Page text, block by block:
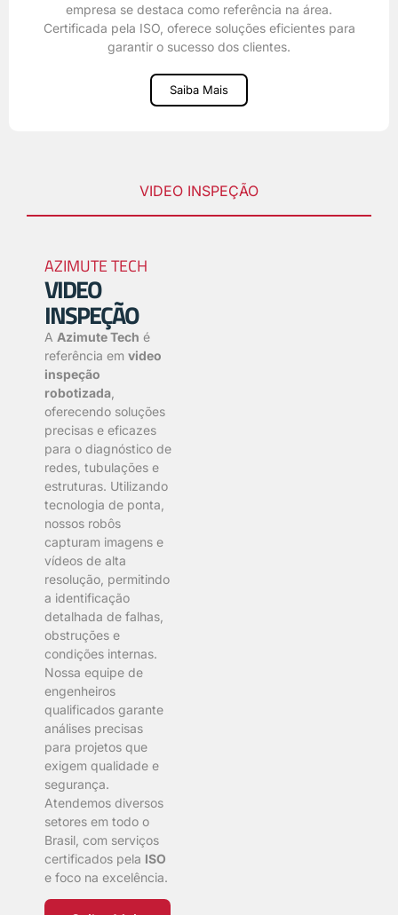
empresa se destaca como referência na área.
Certificada pela ISO, oferece soluções eficientes para
garantir o sucesso dos clientes.
Saiba Mais
VIDEO INSPEÇÃO
AZIMUTE TECH
VIDEO
INSPEÇÃO
A Azimute Tech é
referência em video
inspeção
robotizada
oferecendo soluções
precisas e eficazes
para o diagnóstico de
redes, tubulações e
estruturas. Utilizando
tecnologia de ponta,
nossos robôs
capturam imagens e
vídeos de alta
resolução, permitindo
a identificação
detalhada de falhas,
obstruções e
condições internas.
Nossa equipe de
engenheiros
qualificados garante
análises precisas
para projetos que
exigem qualidade e
segurança.
Atendemos diversos
setores em todo o
Brasil, com serviços
certificados pela ISO
e foco na excelência.